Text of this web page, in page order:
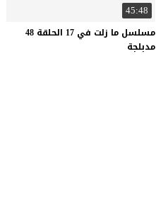
45:48
مسلسل ما زلت في 17 الحلقة 48
مدبلجة